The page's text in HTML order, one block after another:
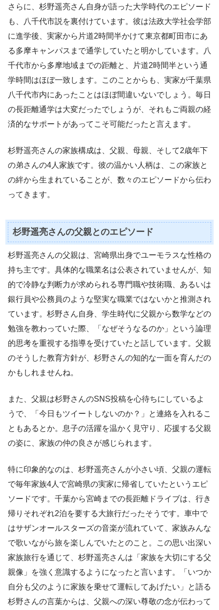
さらに、杉野遥亮さん自身が語った大学時代のエピソード
も、八千代市説を裏付けています。彼は法政大学社会学部
に進学後、実家から片道2時間半かけて東京都町田市にあ
る多摩キャンパスまで通学していたと明かしています。八
千代市から多摩地域までの距離と、片道2時間半という通
学時間はほぼ一致します。このことからも、実家が千葉県
八千代市内にあったことはほぼ間違いないでしょう。毎日
の長距離通学は大変だったでしょうが、それもご両親の経
済的なサポートがあってこそ可能だったと言えます。
杉野遥亮さんの家族構成は、父親、母親、そして2歳年下
の弟さんの4人家族です。彼の温かい人柄は、この家族と
の絆から生まれていることが、数々のエピソードから伝わ
ってきます。
杉野遥亮さんの父親とのエピソード
杉野遥亮さんの父親は、宮崎県出身でユーモラスな性格の
持ち主です。具体的な職業名は公表されていませんが、知
的で冷静な判断力が求められる専門職や技術職、あるいは
銀行員や公務員のような堅実な職業ではないかと推測され
ています。杉野さん自身、学生時代に父親から数学などの
勉強を教わっていた際、「なぜそうなるのか」という論理
的思考を重視する指導を受けていたと話しています。父親
のそうした教育方針が、杉野さんの知的な一面を育んだの
かもしれませんね。
また、父親は杉野さんのSNS投稿を心待ちにしているよ
うで、「今日もツイートしないのか？」と連絡を入れるこ
ともあるとか。息子の活躍を温かく見守り、応援する父親
の姿に、家族の仲の良さが感じられます。
特に印象的なのは、杉野遥亮さんが小さい頃、父親の運転
で毎年家族4人で宮崎県の実家に帰省していたというエピ
ソードです。千葉から宮崎までの長距離ドライブは、行き
帰りそれぞれ2泊を要する大旅行だったそうです。車中で
はサザンオールスターズの音楽が流れていて、家族みんな
で歌いながら旅を楽しんでいたとのこと。この思い出深い
家族旅行を通じて、杉野遥亮さんは「家族を大切にする父
親像」を強く意識するようになったと言います。「いつか
自分も父のように家族を乗せて運転してあげたい」と語る
杉野さんの言葉からは、父親への深い尊敬の念が伝わって